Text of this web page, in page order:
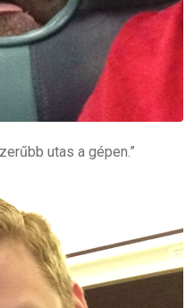
utas a gépen.”